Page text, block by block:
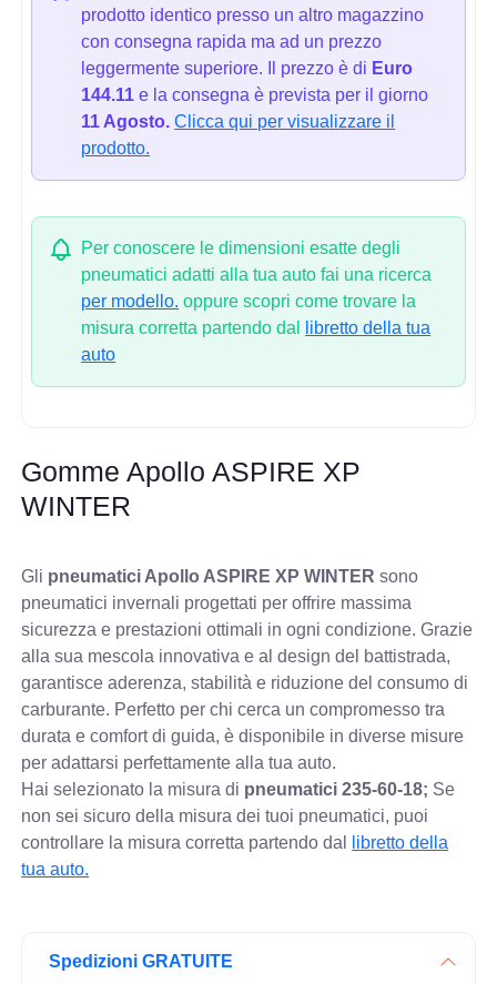
prodotto identico presso un altro magazzino
con consegna rapida ma ad un prezzo
leggermente superiore. Il prezzo è di Euro
144.11 e la consegna è prevista per il giorno
11 Agosto. Clicca qui per visualizzare il
prodotto.
Per conoscere le dimensioni esatte degli
pneumatici adatti alla tua auto fai una ricerca
per modello. oppure scopri come trovare la
misura corretta partendo dal
libretto della tua
auto
Gomme Apollo ASPIRE XP
WINTER
Gli pneumatici Apollo ASPIRE XP WINTER sono
pneumatici invernali progettati per offrire massima
sicurezza e prestazioni ottimali in ogni condizione. Grazie
alla sua mescola innovativa e al design del battistrada,
garantisce aderenza, stabilità e riduzione del consumo di
carburante. Perfetto per chi cerca un compromesso tra
durata e comfort di guida, è disponibile in diverse misure
per adattarsi perfettamente alla tua auto.
Hai selezionato la misura di pneumatici235-60-18; Se
non sei sicuro della misura dei tuoi pneumatici, puoi
controllare la misura corretta partendo dal
libretto della
tua auto.
Spedizioni GRATUITE